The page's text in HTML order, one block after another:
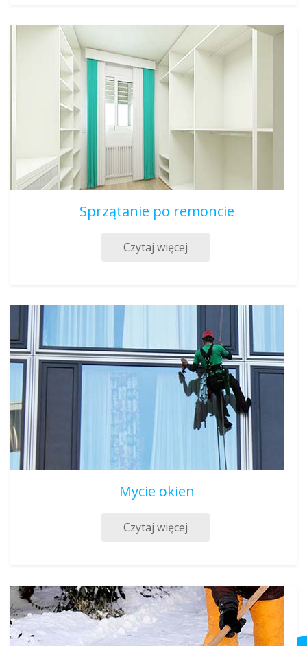
Sprzątanie po remoncie
Czytaj więcej
Mycie okien
Czytaj więcej